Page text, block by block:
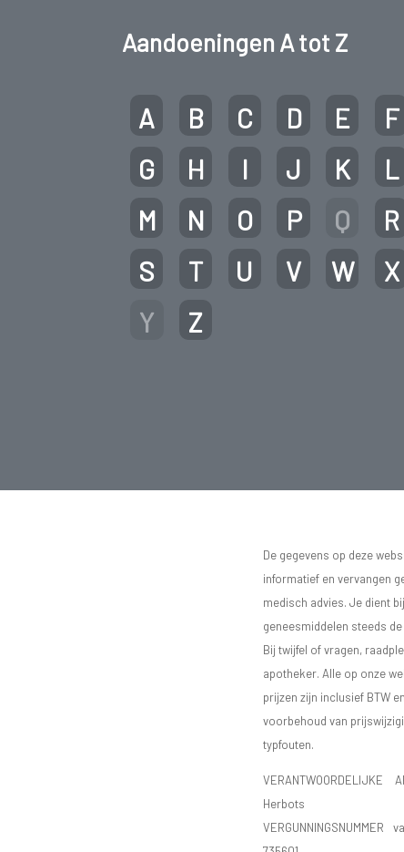
Aandoeningen A tot Z
A B C D E
F
G
H I J K
L
M
N O P Q
R
S
T U V W
X
Y
Z
De gegevens op deze
informatief en vervangen
medisch advies. Je dient
geneesmiddelen steeds
Bij twijfel of vragen,
apotheker. Alle op onze
prijzen zijn inclusief BTW
voorbehoud van
typfouten.
VERANTWOORDELIJKE
Herbots